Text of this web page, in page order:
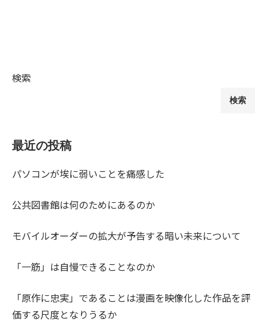
検索
検索
最近の投稿
パソコンが埃に弱いことを痛感した
公共図書館は何のためにあるのか
モバイルオーダーの拡大が予告する暗い未来について
「一筋」は自慢できることなのか
「原作に忠実」であることは漫画を映像化した作品を評
価する尺度となりうるか